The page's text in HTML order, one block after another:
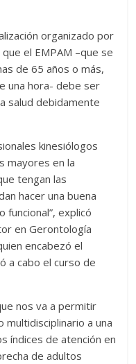
organizado por
el EMPAM –que se
de 65 años o más,
una hora- debe ser
salud debidamente
kinesiólogos
mayores en la
tengan las
hacer una buena
funcional”, explicó
en Gerontología
encabezó el
a cabo el curso de
nos va a permitir
a una
índices de atención en
de adultos